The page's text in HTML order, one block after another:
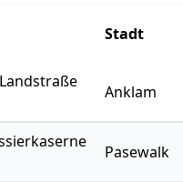
Stadt
Anklam
Pasewalk